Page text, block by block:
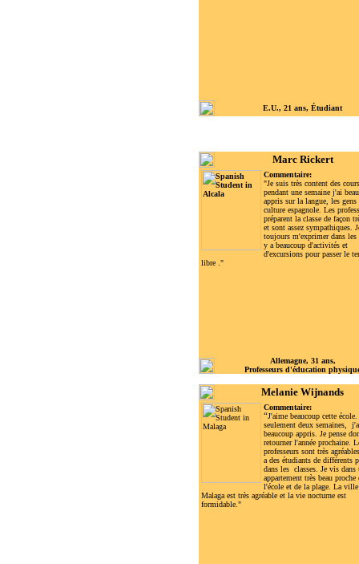
E.U., 21 ans, Étudiant
Marc Rickert
Commentaire:
"Je suis très content des
pendant une semaine j'ai
appris sur la langue, les gens
culture espagnole. Les
préparent la classe de façon
et sont assez sympathiques.
toujours m'exprimer dans
y a beaucoup d'activités et
d'excursions pour passer le
libre ."
Allemagne, 31 ans,
Professeurs d'éducation
Melanie Wijnands
Commentaire:
“J'aime beaucoup cette
seulement deux semaines,
beaucoup appris. Je pense
retourner l'année prochaine.
professeurs sont très
a des étudiants de différents
dans les classes. Je vis dans
appartement très beau proche
l'école et de la plage. La ville
Malaga est très agréable et la vie nocturne est
formidable."